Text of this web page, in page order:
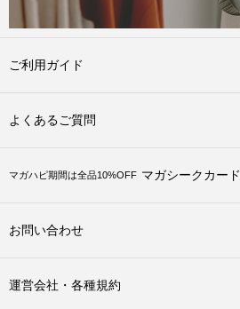
ご利用ガイド
よくあるご質問
マガハピ期間は全品10%OFF マガシークカード
お問い合わせ
運営会社・各種規約